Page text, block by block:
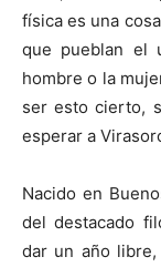
física es una
que pueblan el
hombre o la
ser esto cierto,
esperar a
Nacido en
del destacado
dar un año